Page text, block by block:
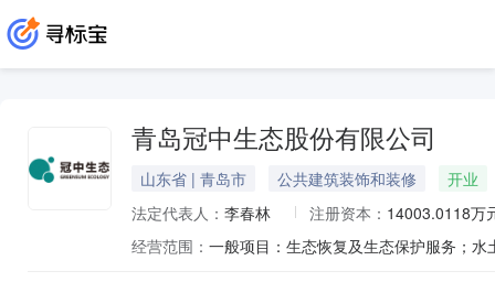
青岛冠中生态股份有限公司
山东省 | 青岛市 公共建筑装饰和装修
开业
法定代表人： 李春林 注册资本： 14003.0118万
经营范围：